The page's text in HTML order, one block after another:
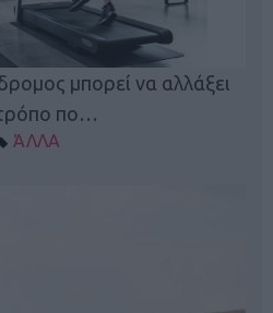
μπορεί να αλλάξει
πο…
ΆΛΛΑ